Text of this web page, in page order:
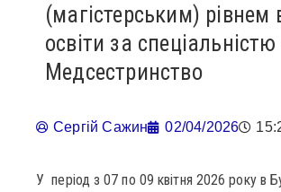
(магістерським) рівнем
освіти за
Медсестринство
Сергій Сажин 02/04/2026
У період з 07 по 09 квітня 2026 року в